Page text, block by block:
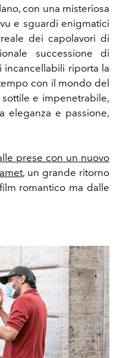
con una misteriosa
e sguardi enigmatici
dei capolavori di
successione di
incancellabili riporta la
con il mondo del
e impenetrabile,
eleganza e passione,
prese con un nuovo
, un grande ritorno
romantico ma dalle